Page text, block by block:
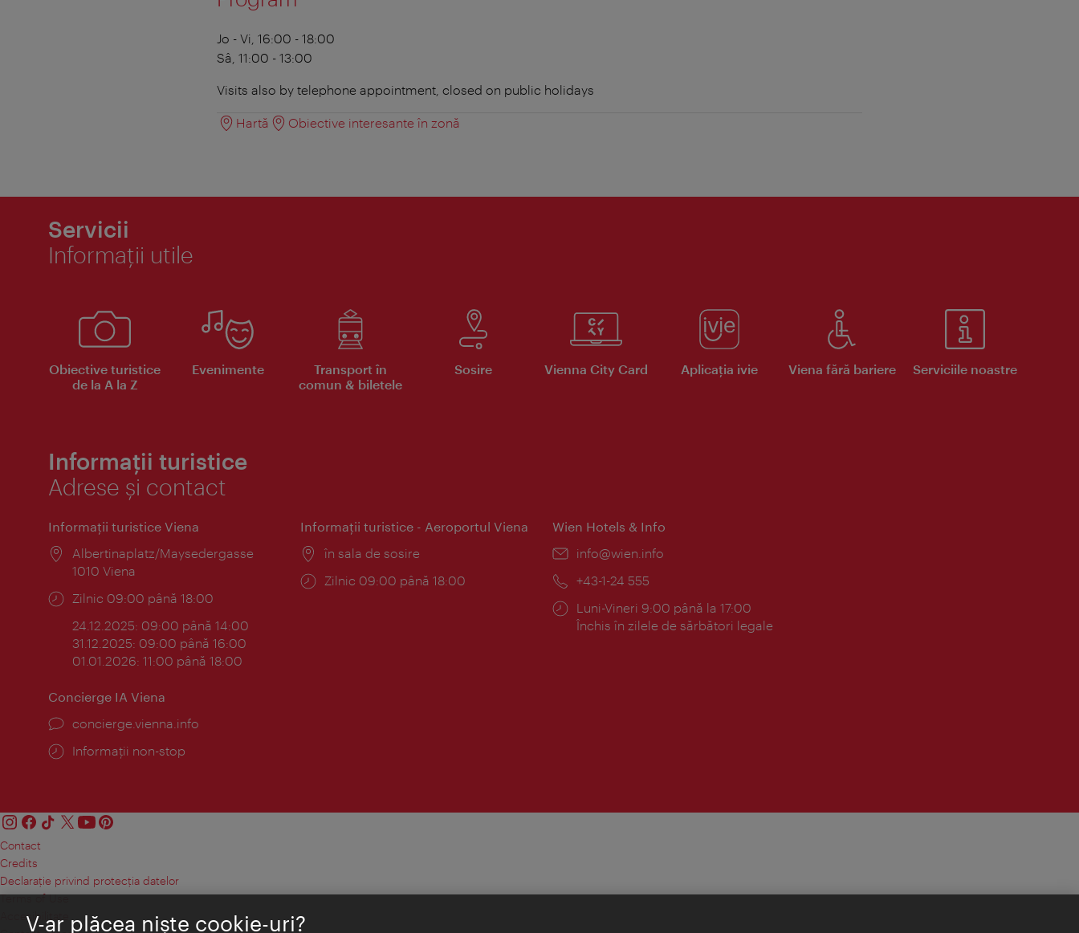
Jo - Vi, 16:00 - 18:00
Sâ, 11:00 - 13:00
Visits also by telephone appointment, closed on public holidays
Hartă Obiective interesante în zonă
Servicii
Informaţii utile
Obiective turistice
de la A la Z
Evenimente
Transport în
comun & biletele
Sosire Vienna City Card Aplicaţia ivie Viena fără bariere Serviciile noastre
Informații turistice
Adrese și contact
Informaţii turistice Viena
Locul:
Albertinaplatz/Maysedergasse
1010 Viena
Program:
Zilnic 09:00 până 18:00
24.12.2025: 09:00 până 14:00
31.12.2025: 09:00 până 16:00
01.01.2026: 11:00 până 18:00
Informaţii turistice - Aeroportul Viena
Locul:
în sala de sosire
Program:
Zilnic 09:00 până 18:00
Wien Hotels & Info
E-
info@wien.info
Telefon:
+43-1-24 555
Program:
Luni-Vineri 9:00 până la 17:00
Închis în zilele de sărbători legale
Concierge IA Viena
concierge.vienna.info
Informații non-stop
Contact
Credits
Declaraţie privind protecţia datelor
Terms of Use
Accesibilitate
V-ar plăcea nişte cookie-uri?